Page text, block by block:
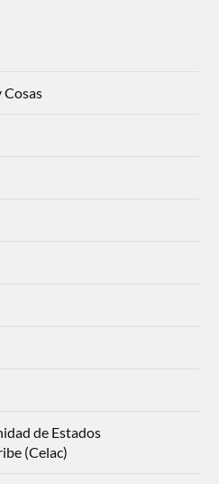
Cosas
de Estados
(Celac)